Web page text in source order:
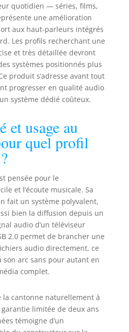
mélange. Les deux
haut-parleurs
arrière offrent un
son par derrière
pour un véritable
son surround.
quotidien — séries, films,
une amélioration
aux haut-parleurs intégrés
Les profils recherchant une
et très détaillée devront
systèmes positionnés plus
produit s’adresse avant tout
progresser en qualité audio
système dédié coûteux.
et usage au
quel profil
pensée pour le
et l’écoute musicale. Sa
fait un système polyvalent,
bien la diffusion depuis un
audio d’un téléviseur
2.0 permet de brancher une
audio directement, ce
arc sans pour autant en
complet.
la cantonne naturellement à
limitée de deux ans
témoigne d’un